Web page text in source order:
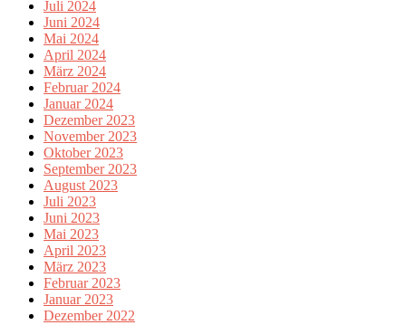
Juli 2024
Juni 2024
Mai 2024
April 2024
März 2024
Februar 2024
Januar 2024
Dezember 2023
November 2023
Oktober 2023
September 2023
August 2023
Juli 2023
Juni 2023
Mai 2023
April 2023
März 2023
Februar 2023
Januar 2023
Dezember 2022